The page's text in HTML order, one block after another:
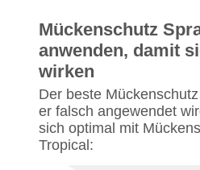
Mückenschutz
anwenden, damit
wirken
Der beste
er falsch angewendet
sich optimal mit
Tropical: